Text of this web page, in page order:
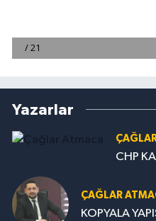
Yazarlar
CHP
ÇAĞLAR
KOPYALA